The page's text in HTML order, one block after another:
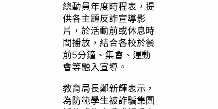
總動員年度時程表，提
供各主題反詐宣導影
片，於活動前或休息時
間播放，結合各校於餐
前5分鐘、集會、運動
會等融入宣導。
教育局長鄭新輝表示，
為防範學生被詐騙集團